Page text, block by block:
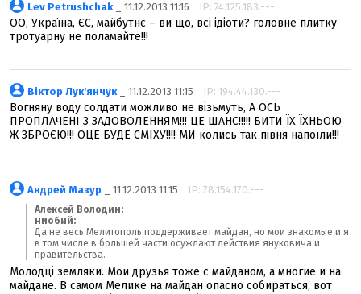
Lev Petrushchak_ 11.12.2013 11:16 IP: 74.125.183.---
ОО, Україна, ЄС, майбутнє – ви що, всі ідіоти? головне плитку
тротуарну не поламайте!!!
Віктор Лук'янчук_ 11.12.2013 11:15 IP: 194.44.130.---
Вогняну воду солдати можливо не візьмуть, А ОСЬ
ПРОПЛАЧЕНІ З ЗАДОВОЛЕННЯМ!!! ЦЕ ШАНС!!!!! БИТИ ЇХ ЇХНЬОЮ
Ж ЗБРОЄЮ!!! ОЦЕ БУДЕ СМІХУ!!!! МИ колись так півня напоїли!!!
Андрей Мазур _ 11.12.2013 11:15 IP: 78.154.170.---
Алексей Володин:
ниобий:
Да не весь Мелитополь поддерживает майдан, но мои знакомые и я
в том числе в большей части осуждают действия януковича и
правительства.
Молодці земляки. Мои друзья тоже с майданом, а многие и на
майдане. В самом Мелике на майдан опасно собираться, вот